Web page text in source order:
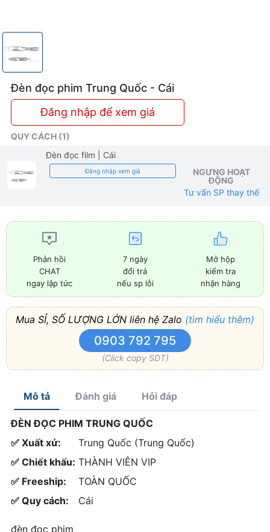
Đèn đọc phim Trung Quốc - Cái
Đăng nhập để xem giá
QUY CÁCH (1)
Đèn đọc film
| Cái
Đăng nhập xem giá
NGƯNG HOẠT
ĐỘNG
Tư vấn SP thay thế
Phản hồi
CHAT
ngay lập tức
7 ngày
đổi trả
nếu sp lỗi
Mở hộp
kiểm tra
nhận hàng
Mua SỈ, SỐ LƯỢNG LỚN liên hệ Zalo (tìm hiểu thêm)
0903 792 795
(Click copy SDT)
Mô tả Đánh giá Hỏi đáp
ĐÈN ĐỌC PHIM TRUNG QUỐC
✅ Xuất xứ:
Trung Quốc (Trung Quốc)
✅ Chiết khấu: THÀNH VIÊN VIP
✅ Freeship:
TOÀN QUỐC
✅ Quy cách:
Cái
đèn đọc phim